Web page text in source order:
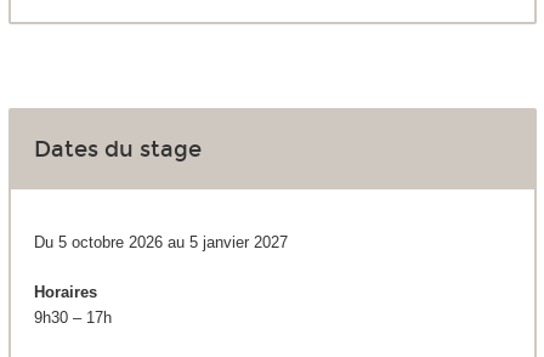
Dates du stage
Du 5 octobre 2026 au 5 janvier 2027
Horaires
9h30 – 17h